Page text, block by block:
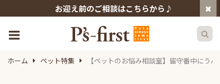
お迎え前のご相談はこちらから♪
ホーム ペット特集 【ペットのお悩み相談室】留守番中にう